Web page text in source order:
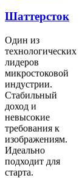
Шаттерсток
Один из
технологических
лидеров
микростоковой
индустрии.
Стабильный
доход и
невысокие
требования к
изображениям.
Идеально
подходит для
старта.